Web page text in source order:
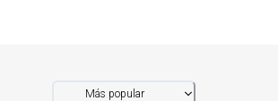
Más popular